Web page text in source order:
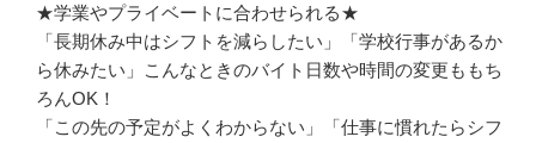
★学業やプライベートに合わせられる★
「長期休み中はシフトを減らしたい」「学校行事があるか
ら休みたい」こんなときのバイト日数や時間の変更ももち
ろんOK！
「この先の予定がよくわからない」「仕事に慣れたらシフ